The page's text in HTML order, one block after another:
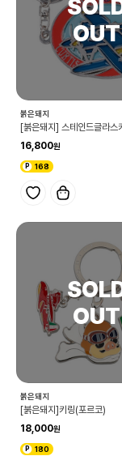
붉은돼지
[붉은돼지] 스테인드글라스
16,800
168
붉은돼지
[붉은돼지]키링(포르코)
18,000
180